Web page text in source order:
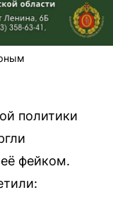
политики
фейком.